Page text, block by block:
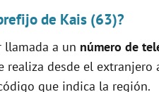
de Kais (63)?
llamada a un número de
realiza desde el
que indica la región.